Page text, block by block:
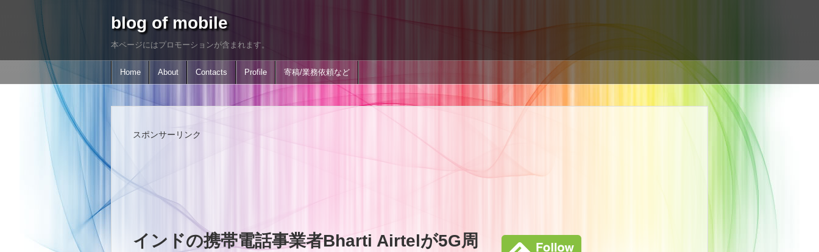
blog of mobile
本ページにはプロモーションが含まれます。
Home About Contacts Profile 寄稿/業務依頼など
スポンサーリンク
インドの携帯電話事業者Bharti Airtelが5G周